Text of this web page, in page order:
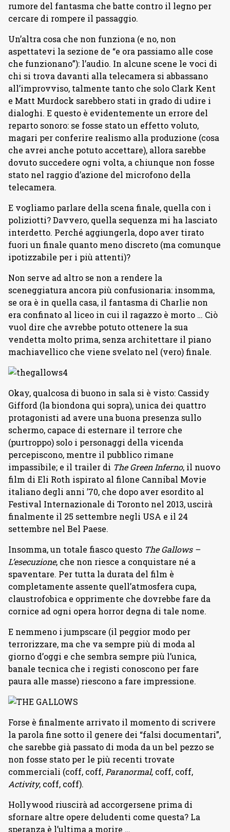
rumore del fantasma che batte contro il legno per
cercare di rompere il passaggio.
Un’altra cosa che non funziona (e no, non
aspettatevi la sezione de “e ora passiamo alle cose
che funzionano”): l’audio. In alcune scene le voci di
chi si trova davanti alla telecamera si abbassano
all’improvviso, talmente tanto che solo Clark Kent
e Matt Murdock sarebbero stati in grado di udire i
dialoghi. E questo è evidentemente un errore del
reparto sonoro: se fosse stato un effetto voluto,
magari per conferire realismo alla produzione (cosa
che avrei anche potuto accettare), allora sarebbe
dovuto succedere ogni volta, a chiunque non fosse
stato nel raggio d’azione del microfono della
telecamera.
E vogliamo parlare della scena finale, quella con i
poliziotti? Davvero, quella sequenza mi ha lasciato
interdetto. Perché aggiungerla, dopo aver tirato
fuori un finale quanto meno discreto (ma comunque
ipotizzabile per i più attenti)?
Non serve ad altro se non a rendere la
sceneggiatura ancora più confusionaria: insomma,
se ora è in quella casa, il fantasma di Charlie non
era confinato al liceo in cui il ragazzo è morto … Ciò
vuol dire che avrebbe potuto ottenere la sua
vendetta molto prima, senza architettare il piano
machiavellico che viene svelato nel (vero) finale.
Okay, qualcosa di buono in sala si è visto: Cassidy
Gifford (la biondona qui sopra), unica dei quattro
protagonisti ad avere una buona presenza sullo
schermo, capace di esternare il terrore che
(purtroppo) solo i personaggi della vicenda
percepiscono, mentre il pubblico rimane
impassibile; e il trailer di The Green Inferno, il nuovo
film di Eli Roth ispirato al filone Cannibal Movie
italiano degli anni ’70, che dopo aver esordito al
Festival Internazionale di Toronto nel 2013, uscirà
finalmente il 25 settembre negli USA e il 24
settembre nel Bel Paese.
Insomma, un totale fiasco questo The Gallows –
L’esecuzione, che non riesce a conquistare né a
spaventare. Per tutta la durata del film è
completamente assente quell’atmosfera cupa,
claustrofobica e opprimente che dovrebbe fare da
cornice ad ogni opera horror degna di tale nome.
E nemmeno i jumpscare (il peggior modo per
terrorizzare, ma che va sempre più di moda al
giorno d’oggi e che sembra sempre più l’unica,
banale tecnica che i registi conoscono per fare
paura alle masse) riescono a fare impressione.
Forse è finalmente arrivato il momento di scrivere
la parola fine sotto il genere dei “falsi documentari”,
che sarebbe già passato di moda da un bel pezzo se
non fosse stato per le più recenti trovate
commerciali (coff, coff, Paranormal, coff, coff,
Activity, coff, coff).
Hollywood riuscirà ad accorgersene prima di
sfornare altre opere deludenti come questa? La
speranza è l’ultima a morire …